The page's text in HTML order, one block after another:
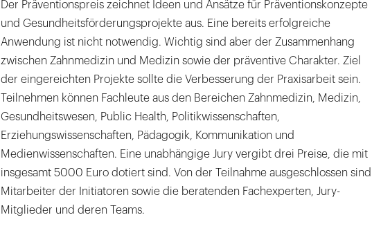
Der Präventionspreis zeichnet Ideen und Ansätze für Präventionskonzepte
und Gesundheitsförderungsprojekte aus. Eine bereits erfolgreiche
Anwendung ist nicht notwendig. Wichtig sind aber der Zusammenhang
zwischen Zahnmedizin und Medizin sowie der präventive Charakter. Ziel
der eingereichten Projekte sollte die Verbesserung der Praxisarbeit sein.
Teilnehmen können Fachleute aus den Bereichen Zahnmedizin, Medizin,
Gesundheitswesen, Public Health, Politikwissenschaften,
Erziehungswissenschaften, Pädagogik, Kommunikation und
Medienwissenschaften. Eine unabhängige Jury vergibt drei Preise, die mit
insgesamt 5000 Euro dotiert sind. Von der Teilnahme ausgeschlossen sind
Mitarbeiter der Initiatoren sowie die beratenden Fachexperten, Jury-
Mitglieder und deren Teams.